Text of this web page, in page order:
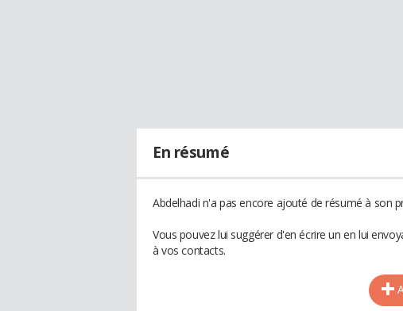
En résumé
Abdelhadi n'a pas encore ajouté de résumé à son
Vous pouvez lui suggérer d'en écrire un en lui
à vos contacts.